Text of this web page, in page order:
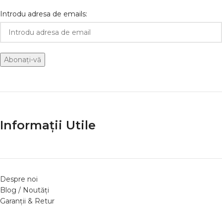
Introdu adresa de emails:
Informații Utile
Despre noi
Blog / Noutăți
Garanții & Retur